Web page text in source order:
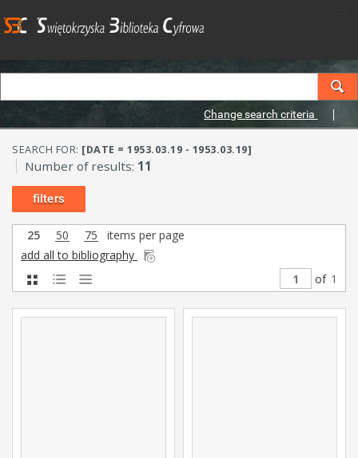
Change search criteria
SEARCH FOR: [DATE = 1953.03.19 - 1953.03.19]
Number of results: 11
filters
25 50 75
items per page
add all to bibliography
of 1